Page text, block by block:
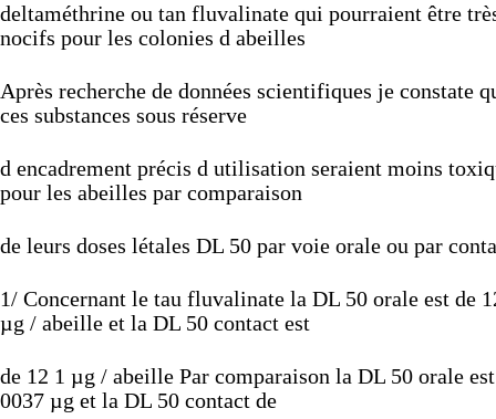
deltaméthrine ou tan fluvalinate qui pourraient être
nocifs pour les colonies d abeilles
Après recherche de données scientifiques je constate
ces substances sous réserve
d encadrement précis d utilisation seraient moins
pour les abeilles par comparaison
de leurs doses létales DL 50 par voie orale ou par
1/ Concernant le tau fluvalinate la DL 50 orale est de
µg / abeille et la DL 50 contact est
de 12 1 µg / abeille Par comparaison la DL 50 orale
0037 µg et la DL 50 contact de